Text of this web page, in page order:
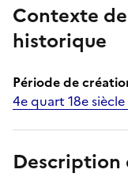
Contexte
historique
Période de
4e quart 18e siècle
Description